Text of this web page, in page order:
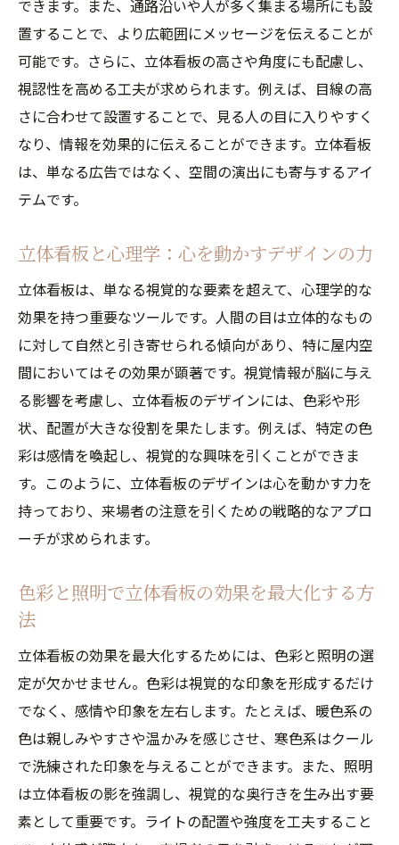
立体看板で空間に活力を与えるためのデザ
イン戦略
立体看板でブランドメッセージを鮮明に伝える
方法
立体看板でブランドアイデンティティを強
化する
立体看板を活用したストーリーテリングの
魅力
ブランド価値を高める立体看板の活用法
立体看板で消費者に響くメッセージを届け
る
立体看板を通じたブランドコミュニケーシ
ョンの最適化
屋内空間を劇的に変える立体看板の魅力
立体看板が持つ視覚的魅力とその効果
立体看板で空間の第一印象を変える方法
独自性を演出する立体看板の魅力的なポイ
ント
変化
立体看板が提供する新しい空間価値の創出
立体看板が屋内空間に与える視覚的インパクト
視覚的インパクトを最大化する立体看板の
デザイン
立体看板が与える感動と魅力の秘訣
できます。また、通路沿いや人が多く集まる場所にも設
置することで、より広範囲にメッセージを伝えることが
可能です。さらに、立体看板の高さや角度にも配慮し、
視認性を高める工夫が求められます。例えば、目線の高
さに合わせて設置することで、見る人の目に入りやすく
なり、情報を効果的に伝えることができます。立体看板
は、単なる広告ではなく、空間の演出にも寄与するアイ
テムです。
立体看板と心理学：心を動かすデザインの力
立体看板は、単なる視覚的な要素を超えて、心理学的な
効果を持つ重要なツールです。人間の目は立体的なもの
に対して自然と引き寄せられる傾向があり、特に屋内空
間においてはその効果が顕著です。視覚情報が脳に与え
る影響を考慮し、立体看板のデザインには、色彩や形
状、配置が大きな役割を果たします。例えば、特定の色
彩は感情を喚起し、視覚的な興味を引くことができま
す。このように、立体看板のデザインは心を動かす力を
持っており、来場者の注意を引くための戦略的なアプロ
ーチが求められます。
色彩と照明で立体看板の効果を最大化する方
法
立体看板の効果を最大化するためには、色彩と照明の選
定が欠かせません。色彩は視覚的な印象を形成するだけ
でなく、感情や印象を左右します。たとえば、暖色系の
色は親しみやすさや温かみを感じさせ、寒色系はクール
で洗練された印象を与えることができます。また、照明
は立体看板の影を強調し、視覚的な奥行きを生み出す要
素として重要です。ライトの配置や強度を工夫すること